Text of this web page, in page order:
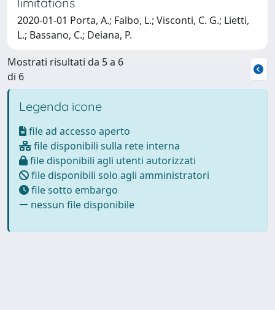
2020-01-01 Porta, A.; Falbo, L.; Visconti, C. G.; Lietti,
L.; Bassano, C.; Deiana, P.
Mostrati risultati da 5 a 6
di 6
Legenda icone
file ad accesso aperto
file disponibili sulla rete interna
file disponibili agli utenti autorizzati
file disponibili solo agli amministratori
file sotto embargo
nessun file disponibile